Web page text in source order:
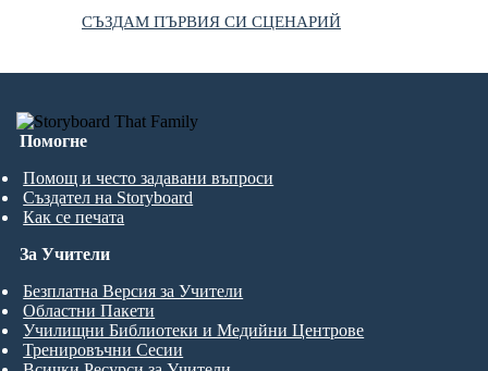
СЪЗДАМ ПЪРВИЯ СИ СЦЕНАРИЙ
Помогне
Помощ и често задавани въпроси
Създател на Storyboard
Как се печата
За Учители
Безплатна Версия за Учители
Областни Пакети
Училищни Библиотеки и Медийни Центрове
Тренировъчни Сесии